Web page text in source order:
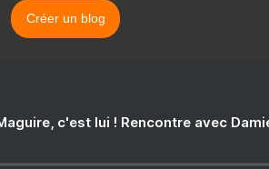
Créer un blog
c'est lui ! Rencontre avec